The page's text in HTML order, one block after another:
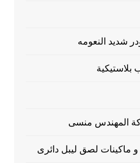
شديد النعومه
بلاستيكية
المهندس منسى
ماكينات لصق ليبل دائرى